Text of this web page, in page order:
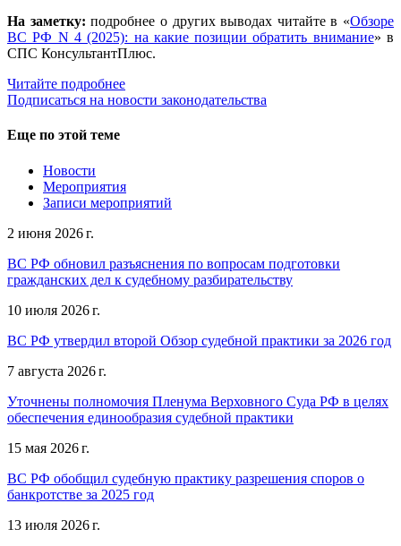
На заметку: подробнее о других выводах читайте в «Обзоре
ВС РФ N 4 (2025): на какие позиции обратить внимание» в
СПС КонсультантПлюс.
Читайте подробнее
Подписаться на новости законодательства
Еще по этой теме
Новости
Мероприятия
Записи мероприятий
2 июня 2026 г.
ВС РФ обновил разъяснения по вопросам подготовки
гражданских дел к судебному разбирательству
10 июля 2026 г.
ВС РФ утвердил второй Обзор судебной практики за 2026 год
7 августа 2026 г.
Уточнены полномочия Пленума Верховного Суда РФ в целях
обеспечения единообразия судебной практики
15 мая 2026 г.
ВС РФ обобщил судебную практику разрешения споров о
банкротстве за 2025 год
13 июля 2026 г.